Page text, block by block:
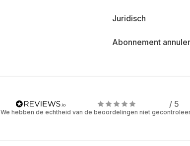
Juridisch
Abonnement
/ 5
We hebben de echtheid van de beoordelingen niet